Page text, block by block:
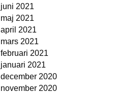
juni 2021
maj 2021
april 2021
mars 2021
februari 2021
januari 2021
december 2020
november 2020